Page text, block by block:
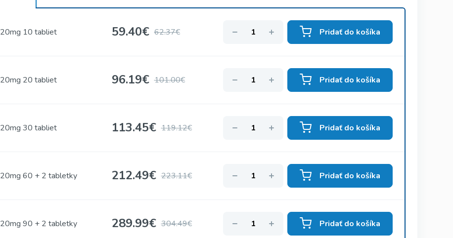
20mg 10 tabliet 59.40€ 62.37€ Pridať do košíka
20mg 20 tabliet 96.19€ 101.00€ Pridať do košíka
20mg 30 tabliet 113.45€ 119.12€ Pridať do košíka
20mg 60 + 2 tabletky 212.49€ 223.11€ Pridať do košíka
20mg 90 + 2 tabletky 289.99€ 304.49€ Pridať do košíka